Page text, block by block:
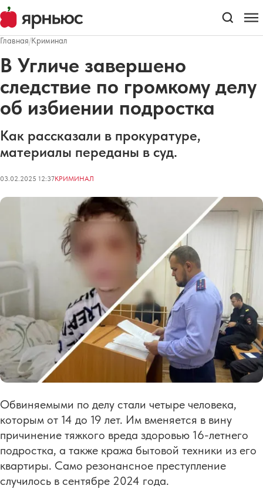
Главная/Криминал
В Угличе завершено
следствие по громкому делу
об избиении подростка
Как рассказали в прокуратуре,
материалы переданы в суд.
03.02.2025 12:37КРИМИНАЛ
Обвиняемыми по делу стали четыре человека,
которым от 14 до 19 лет. Им вменяется в вину
причинение тяжкого вреда здоровью 16-летнего
подростка, а также кража бытовой техники из его
квартиры. Само резонансное преступление
случилось в сентябре 2024 года.